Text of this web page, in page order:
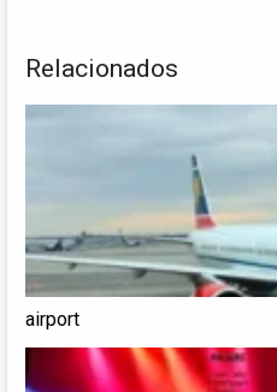
Relacionados
airport